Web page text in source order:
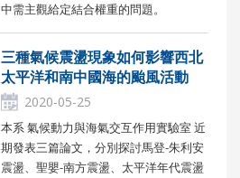
中需主觀給定結合權重的問題。
三種氣候震盪現象如何影響西北
太平洋和南中國海的颱風活動
2020-05-25
本系 氣候動力與海氣交互作用實驗室 近
期發表三篇論文，分別探討馬登-朱利安
震盪、聖嬰-南方震盪、太平洋年代震盪